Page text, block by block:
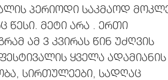
პერიოდი საკმაოდ
წესი. მეტი არა . ერთი
ამ 3 კვირას წინ უძღვის
ყველა ადამიანის
სირთულეები, სადღაც